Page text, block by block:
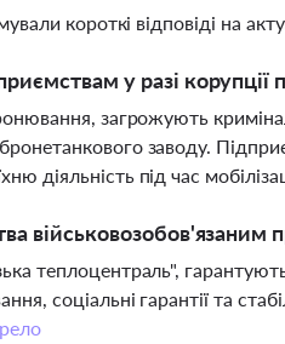
короткі відповіді на
у разі корупції
загрожують
заводу.
діяльність під час
військовозобов'язаним
теплоцентраль",
соціальні гарантії та